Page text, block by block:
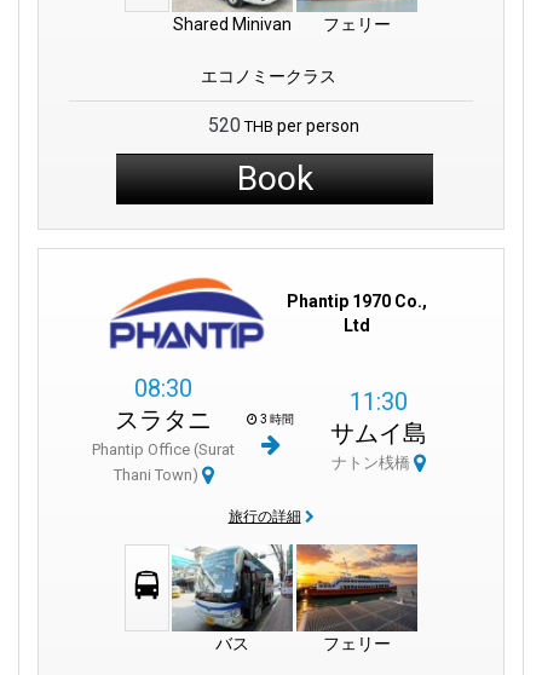
Shared Minivan フェリー
エコノミークラス
520 THB per person
Book
Phantip 1970 Co.,
Ltd
08:30
スラタニ
Phantip Office (Surat
Thani Town)
3 時間
11:30
サムイ島
ナトン桟橋
旅行の詳細
バス フェリー